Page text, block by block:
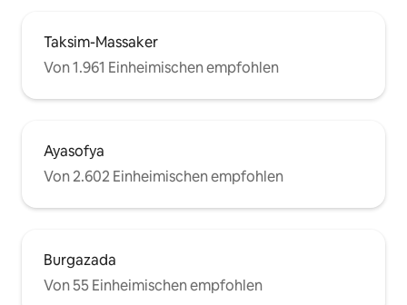
Taksim-Massaker
Von 1.961 Einheimischen empfohlen
Ayasofya
Von 2.602 Einheimischen empfohlen
Burgazada
Von 55 Einheimischen empfohlen